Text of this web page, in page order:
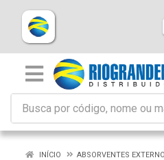
INÍCIO
ABSORVENTES EXTERNO